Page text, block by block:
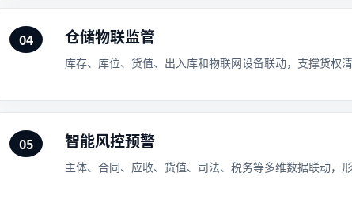
04 仓储物联监管
库存、库位、货值、出入库和物联网设备联动，支撑货权清
05 智能风控预警
主体、合同、应收、货值、司法、税务等多维数据联动，